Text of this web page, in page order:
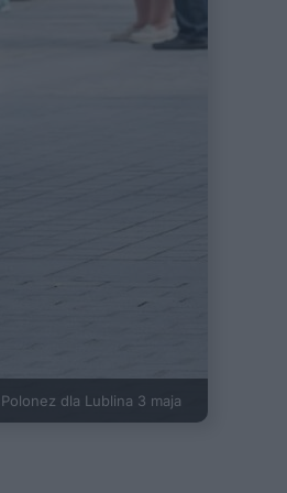
Polonez dla Lublina 3 maja